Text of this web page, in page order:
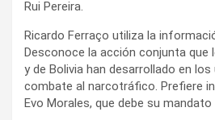
Rui Pereira.
Ricardo Ferraço utiliza la
Desconoce la acción conjunta que
y de Bolivia han desarrollado en
combate al narcotráfico. Prefiere
Evo Morales, que debe su